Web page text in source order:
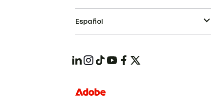
Español